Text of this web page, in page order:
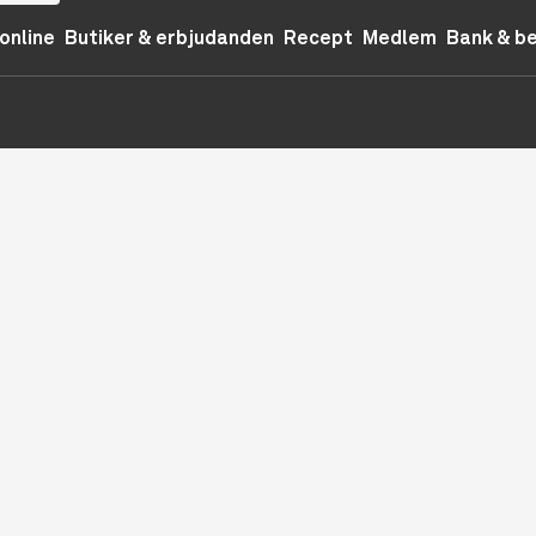
Butiker & erbjudanden Recept Medlem Bank &